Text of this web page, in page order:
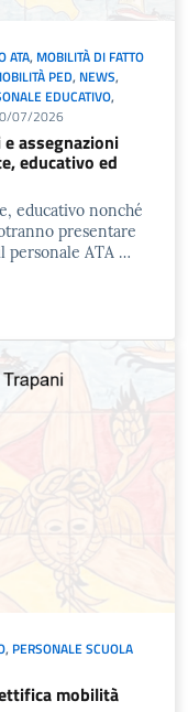
ATA, MOBILITÀ DI FATTO
PED, NEWS,
EDUCATIVO,
07/2026
assegnazioni
educativo ed
educativo nonché
presentare
personale ATA …
, PERSONALE SCUOLA
mobilità